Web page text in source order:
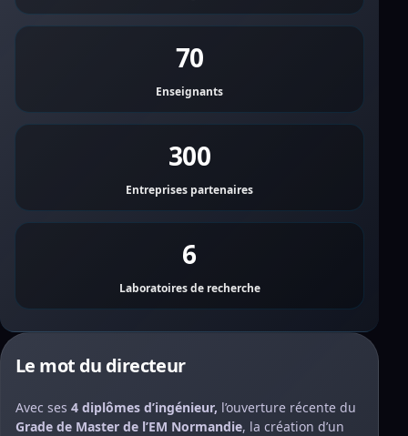
70
Enseignants
300
Entreprises partenaires
6
Laboratoires de recherche
Le mot du directeur
Avec ses 4 diplômes d’ingénieur, l’ouverture récente du
Grade de Master de l’EM Normandie, la création d’un